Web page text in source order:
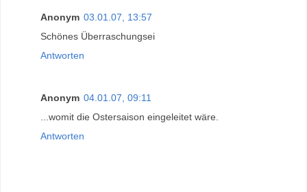
Anonym 03.01.07, 13:57
Schönes Überraschungsei
Antworten
Anonym 04.01.07, 09:11
...womit die Ostersaison eingeleitet wäre.
Antworten